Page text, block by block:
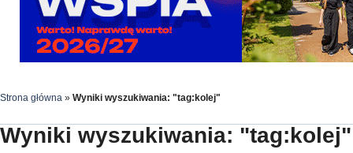
Strona główna » Wyniki wyszukiwania: "tag:kolej"
Wyniki wyszukiwania: "tag:kolej"